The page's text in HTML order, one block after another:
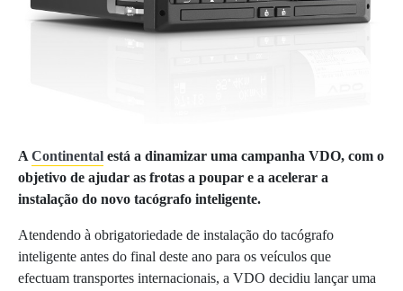
A Continental está a dinamizar uma campanha VDO, com o
objetivo de ajudar as frotas a poupar e a acelerar a
instalação do novo tacógrafo inteligente.
Atendendo à obrigatoriedade de instalação do tacógrafo
inteligente antes do final deste ano para os veículos que
efectuam transportes internacionais, a VDO decidiu lançar uma